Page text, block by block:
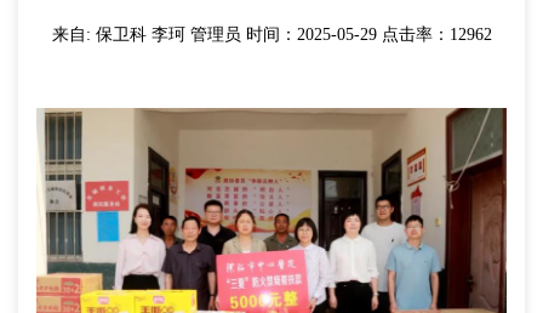
来自: 保卫科 李珂 管理员 时间：2025-05-29 点击率： 12962